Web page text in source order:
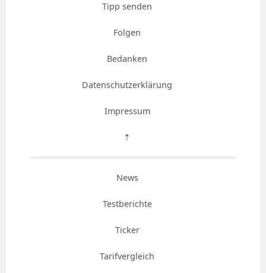
Tipp senden
Folgen
Bedanken
Datenschutzerklärung
Impressum
⇡
News
Testberichte
Ticker
Tarifvergleich